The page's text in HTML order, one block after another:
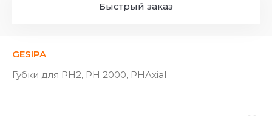
GESIPA
Губки для PH2, PH 2000, PHAxial
Быстрый заказ